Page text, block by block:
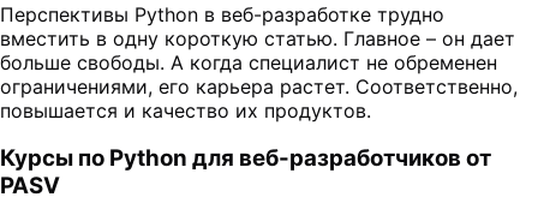
Перспективы Python в веб-разработке трудно
вместить в одну короткую статью. Главное – он дает
больше свободы. А когда специалист не обременен
ограничениями, его карьера растет. Соответственно,
повышается и качество их продуктов.
Курсы по Python для веб-разработчиков от
PASV